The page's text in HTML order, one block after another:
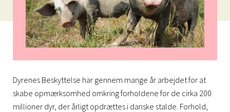
Dyrenes Beskyttelse har gennem mange år arbejdet for at
skabe opmærksomhed omkring forholdene for de cirka 200
millioner dyr, der årligt opdrættes i danske stalde. Forhold,